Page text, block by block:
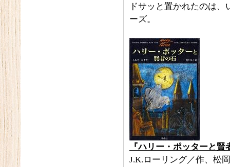
ドサッと置かれたのは
ーズ。
『ハリー・ポッターと賢
J.K.ローリング／作、松